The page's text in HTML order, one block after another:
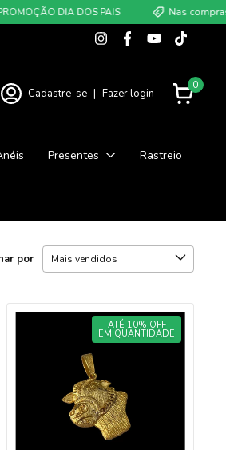
DIA DOS PAIS Nas compras
Cadastre-se | Fazer login
0
Presentes Rastreio
por
ATÉ 10% OFF
EM QUANTIDADE